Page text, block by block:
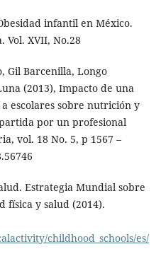
infantil en México.
Vol. XVII, No.28
Gil Barcenilla, Longo
(2013), Impacto de una
escolares sobre nutrición y
por un profesional
vol. 18 No. 5, p 1567 –
Estrategia Mundial sobre
física y salud (2014).
childhood_schools/es/